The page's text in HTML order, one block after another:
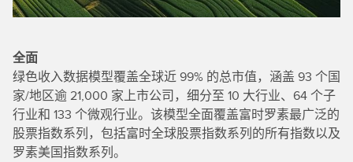
全面
绿色收入数据模型覆盖全球近 99% 的总市值，涵盖 93 个国
家/地区逾 21,000 家上市公司，细分至 10 大行业、64 个子
行业和 133 个微观行业。该模型全面覆盖富时罗素最广泛的
股票指数系列，包括富时全球股票指数系列的所有指数以及
罗素美国指数系列。